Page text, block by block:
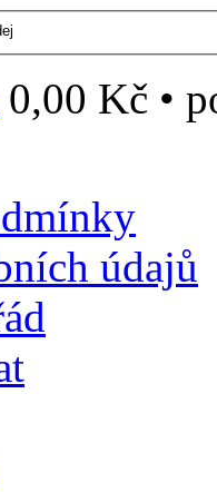
0,00 Kč •
údajů